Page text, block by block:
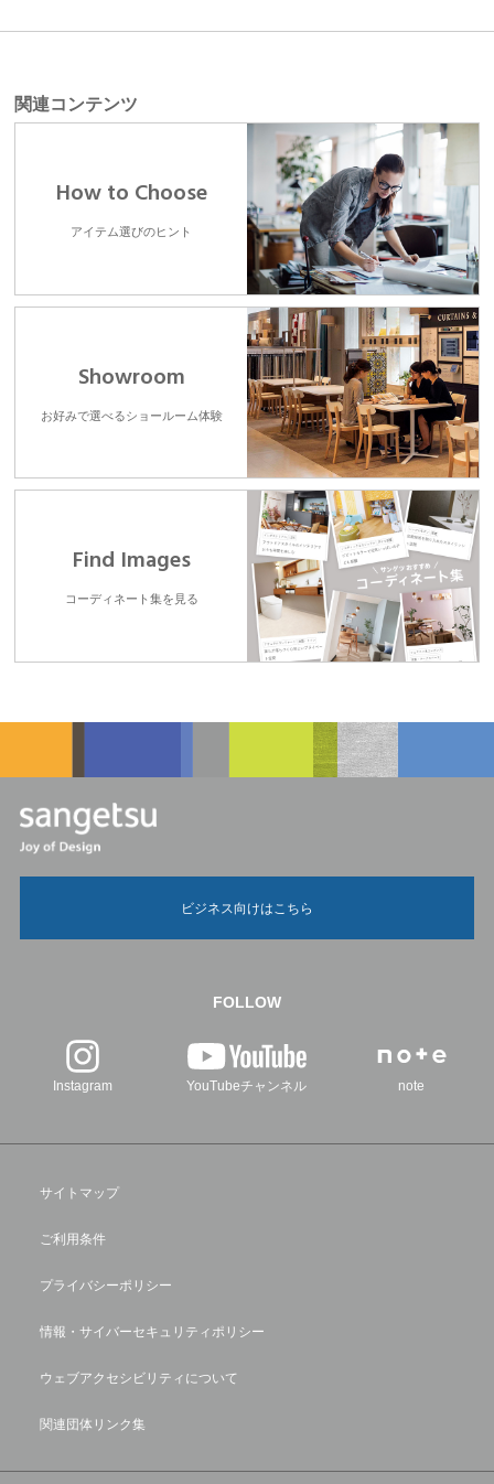
関連コンテンツ
How to Choose
アイテム選びのヒント
Showroom
お好みで選べるショールーム体験
Find Images
コーディネート集を見る
ビジネス向けはこちら
FOLLOW
Instagram YouTubeチャンネル note
サイトマップ
ご利用条件
プライバシーポリシー
情報・サイバーセキュリティポリシー
ウェブアクセシビリティについて
関連団体リンク集